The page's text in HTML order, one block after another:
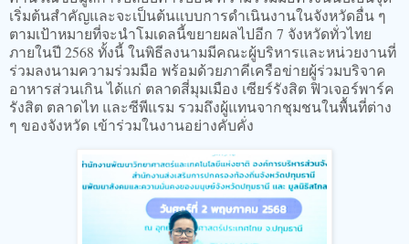
เริ่มต้นสำคัญและจะเป็นต้นแบบการดำเนินงานในจังหวัดอื่น ๆ
ตามเป้าหมายที่จะนำโมเดลนี้ขยายผลไปอีก 7 จังหวัดทั่วไทย
ภายในปี 2568 ทั้งนี้ ในพิธีลงนามมีคณะผู้บริหารและหน่วยงานที่
ร่วมลงนามความร่วมมือ พร้อมด้วยภาคีเครือข่ายผู้ร่วมบริจาค
อาหารส่วนเกิน ได้แก่ ตลาดสี่มุมเมือง เซียร์รังสิต ฟิวเจอร์พาร์ค
รังสิต ตลาดไท และซีพีแรม รวมถึงผู้แทนจากชุมชนในพื้นที่ต่าง
ๆ ของจังหวัด เข้าร่วมในงานอย่างคับคั่ง